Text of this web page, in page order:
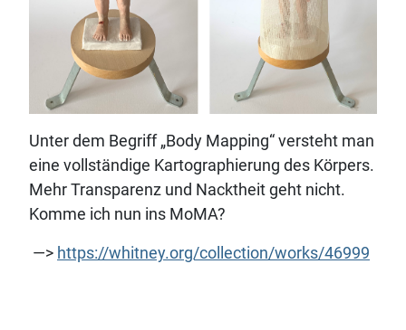
Unter dem Begriff „Body Mapping“ versteht man
eine vollständige Kartographierung des Körpers.
Mehr Transparenz und Nacktheit geht nicht.
Komme ich nun ins MoMA?
—> https://whitney.org/collection/works/46999